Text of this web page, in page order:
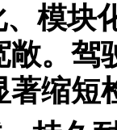
模块
。驾
缩短